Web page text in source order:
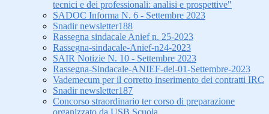
tecnici e dei professionali: analisi e prospettive"
SADOC Informa N. 6 - Settembre 2023
Snadir newsletter188
Rassegna sindacale Anief n. 25-2023
Rassegna-sindacale-Anief-n24-2023
SAIR Notizie N. 10 - Settembre 2023
Rassegna-Sindacale-ANIEF-del-01-Settembre-2023
Vademecum per il corretto inserimento dei contratti IRC
Snadir newsletter187
Concorso straordinario ter corso di preparazione